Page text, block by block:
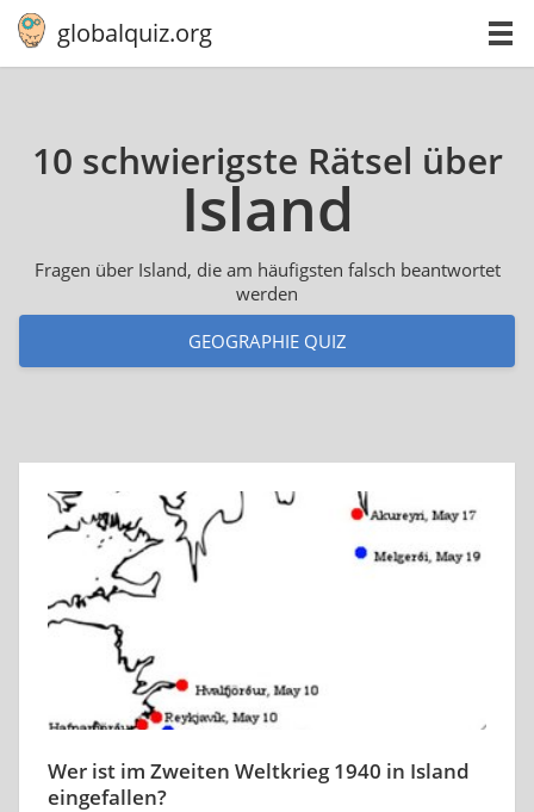
globalquiz.org
10 schwierigste Rätsel über
Island
Fragen über Island, die am häufigsten falsch beantwortet
werden
GEOGRAPHIE QUIZ
Wer ist im Zweiten Weltkrieg 1940 in Island
eingefallen?